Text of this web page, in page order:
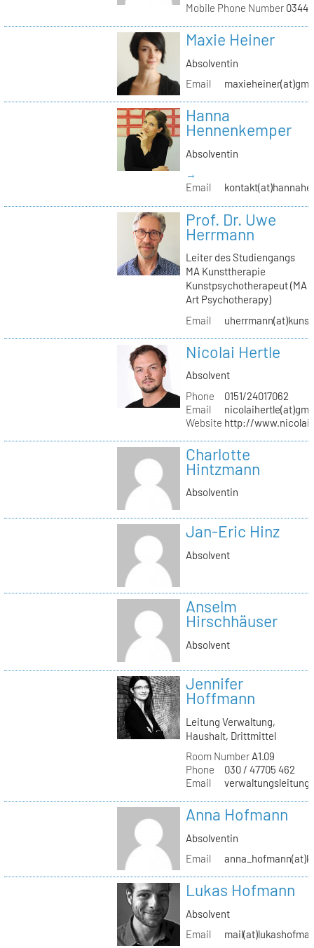
Mobile Phone Number
Maxie Heiner
Absolventin
Email
Hanna
Hennenkemper
Absolventin
→
Email
Prof. Dr. Uwe
Herrmann
Leiter des Studiengangs
MA Kunsttherapie
Kunstpsychotherapeut (MA
Art Psychotherapy)
Email
Nicolai Hertle
Absolvent
Phone
0151/24017062
Email
Website http://
Charlotte
Hintzmann
Absolventin
Jan-Eric Hinz
Absolvent
Anselm
Hirschhäuser
Absolvent
Jennifer
Hoffmann
Leitung Verwaltung,
Haushalt, Drittmittel
Room NumberA1.09
Phone
030 / 47705 462
Email
Anna Hofmann
Absolventin
Email
Lukas Hofmann
Absolvent
Email